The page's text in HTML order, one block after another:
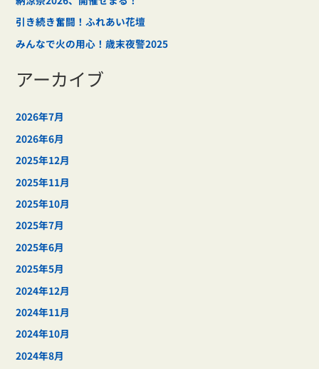
引き続き奮闘！ふれあい花壇
みんなで火の用心！歳末夜警2025
アーカイブ
2026年7月
2026年6月
2025年12月
2025年11月
2025年10月
2025年7月
2025年6月
2025年5月
2024年12月
2024年11月
2024年10月
2024年8月